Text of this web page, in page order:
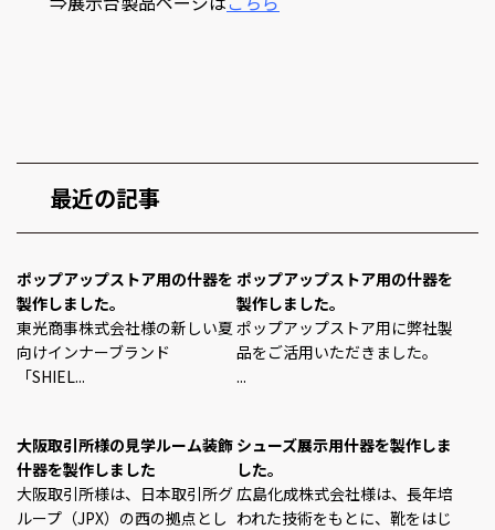
最近の記事
ポップアップストア用の什器を
製作しました。
東光商事株式会社様の新しい夏
向けインナーブランド
「SHIEL...
ポップアップストア用の什器を
製作しました。
ポップアップストア用に弊社製
品をご活用いただきました。
...
大阪取引所様の見学ルーム装飾
什器を製作しました
大阪取引所様は、日本取引所グ
ループ（JPX）の西の拠点とし
シューズ展示用什器を製作しま
した。
広島化成株式会社様は、長年培
われた技術をもとに、靴をはじ